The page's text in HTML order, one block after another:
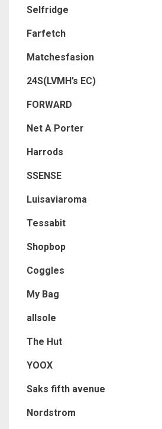
Selfridge
Farfetch
Matchesfasion
24S(LVMH’s EC)
FORWARD
Net A Porter
Harrods
SSENSE
Luisaviaroma
Tessabit
Shopbop
Coggles
My Bag
allsole
The Hut
YOOX
Saks fifth avenue
Nordstrom